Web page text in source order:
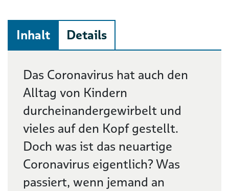
Inhalt Details
Beschreibung
Das Coronavirus hat auch den
Alltag von Kindern
durcheinandergewirbelt und
vieles auf den Kopf gestellt.
Doch was ist das neuartige
Coronavirus eigentlich? Was
passiert, wenn jemand an